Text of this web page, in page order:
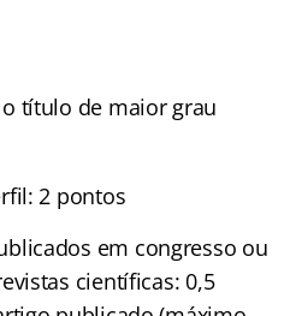
título de maior grau
2 pontos
em congresso ou
científicas: 0,5